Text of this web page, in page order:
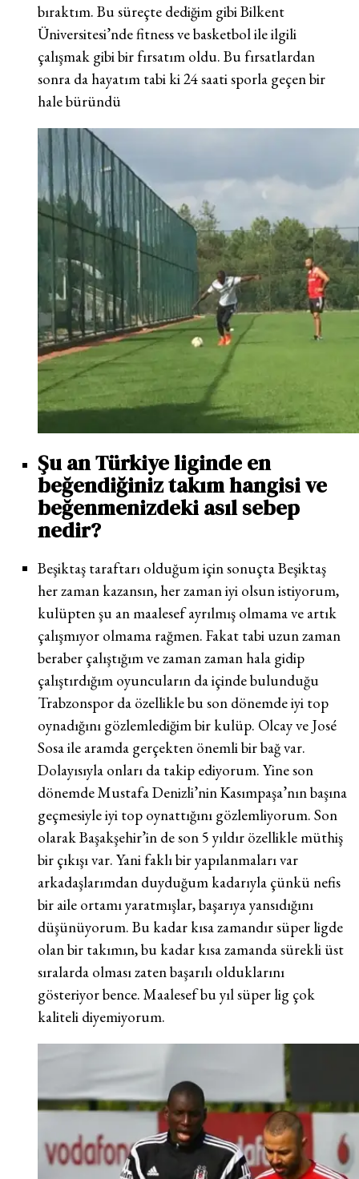
bıraktım. Bu süreçte dediğim gibi Bilkent
Üniversitesi’nde fitness ve basketbol ile ilgili
çalışmak gibi bir fırsatım oldu. Bu fırsatlardan
sonra da hayatım tabi ki 24 saati sporla geçen bir
hale büründü
Şu an Türkiye liginde en
beğendiğiniz takım hangisi ve
beğenmenizdeki asıl sebep
nedir?
Beşiktaş taraftarı olduğum için sonuçta Beşiktaş
her zaman kazansın, her zaman iyi olsun istiyorum,
kulüpten şu an maalesef ayrılmış olmama ve artık
çalışmıyor olmama rağmen. Fakat tabi uzun zaman
beraber çalıştığım ve zaman zaman hala gidip
çalıştırdığım oyuncuların da içinde bulunduğu
Trabzonspor da özellikle bu son dönemde iyi top
oynadığını gözlemlediğim bir kulüp. Olcay ve José
Sosa ile aramda gerçekten önemli bir bağ var.
Dolayısıyla onları da takip ediyorum. Yine son
dönemde Mustafa Denizli’nin Kasımpaşa’nın başına
geçmesiyle iyi top oynattığını gözlemliyorum. Son
olarak Başakşehir’in de son 5 yıldır özellikle müthiş
bir çıkışı var. Yani faklı bir yapılanmaları var
arkadaşlarımdan duyduğum kadarıyla çünkü nefis
bir aile ortamı yaratmışlar, başarıya yansıdığını
düşünüyorum. Bu kadar kısa zamandır süper ligde
olan bir takımın, bu kadar kısa zamanda sürekli üst
sıralarda olması zaten başarılı olduklarını
gösteriyor bence. Maalesef bu yıl süper lig çok
kaliteli diyemiyorum.